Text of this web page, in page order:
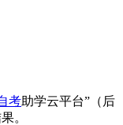
考助学云平台”（后
。